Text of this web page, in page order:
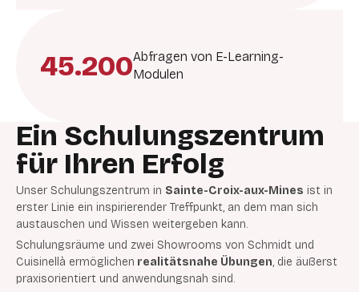
45.200Abfragen von E-Learning-
Modulen
Ein Schulungszentrum
für Ihren Erfolg
Unser Schulungszentrum in Sainte-Croix-aux-Mines ist in
erster Linie ein inspirierender Treffpunkt, an dem man sich
austauschen und Wissen weitergeben kann.
Schulungsräume und zwei Showrooms von Schmidt und
Cuisinellà ermöglichen realitätsnahe Übungen, die äußerst
praxisorientiert und anwendungsnah sind.